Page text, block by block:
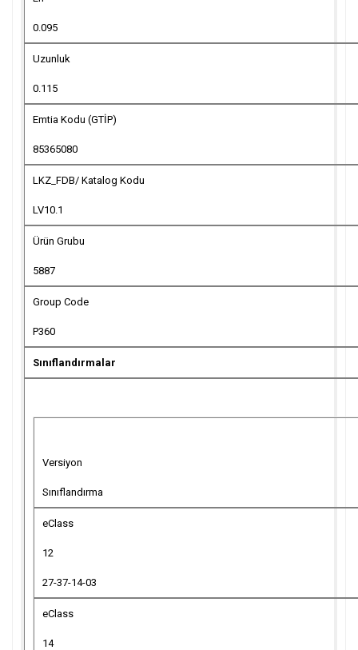
0.095
Uzunluk
0.115
Emtia Kodu (GTİP)
85365080
LKZ_FDB/ Katalog Kodu
LV10.1
Ürün Grubu
5887
Group Code
P360
Sınıflandırmalar
Versiyon
Sınıflandırma
eClass
12
27-37-14-03
eClass
14